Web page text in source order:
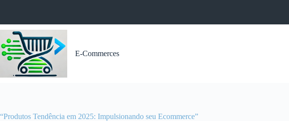
conteúdo
E-Commerces
“Produtos Tendência em 2025: Impulsionando seu Ecommerce”